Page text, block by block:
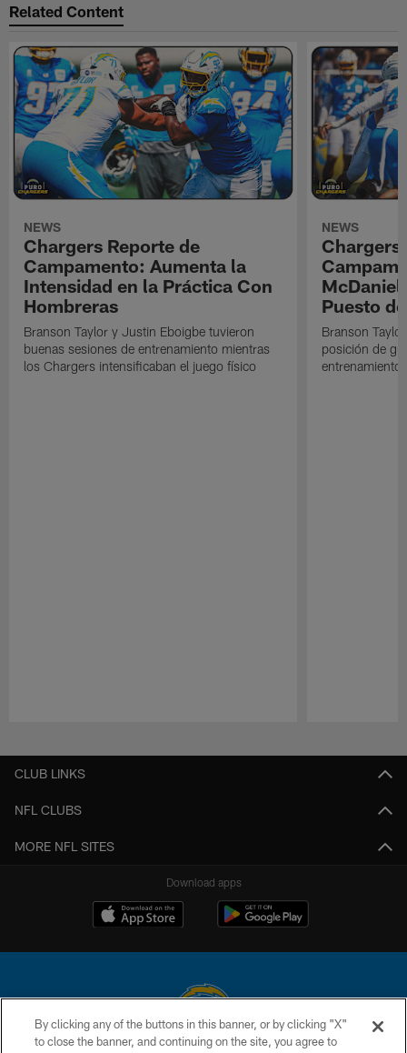
Related Content
NEWS
Chargers Reporte de
Campamento: Aumenta la
Intensidad en la Práctica Con
Hombreras
Branson Taylor y Justin Eboigbe tuvieron
buenas sesiones de entrenamiento mientras
los Chargers intensificaban el juego físico
NEWS
Chargers
Puesto
Branson
posición de
entrenamiento
CLUB LINKS
NFL CLUBS
MORE NFL SITES
Download apps
© 2026 Chargers Football Company, LLC. All rights reserved. This website
By clicking any of the buttons in this banner, or by clicking "X"
to close the banner, and continuing on the site, you agree to